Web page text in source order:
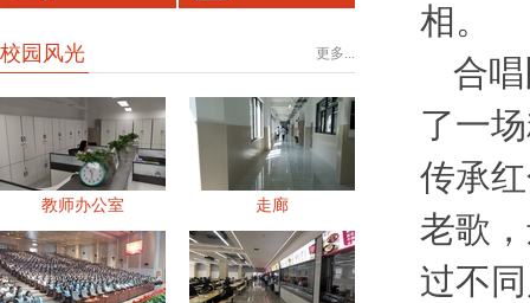
更多...
校园风光
教师办公室 走廊
相。
合
了一
传承
老歌
过不